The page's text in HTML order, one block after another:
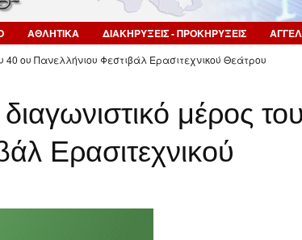
ΑΘΛΗΤΙΚΑ ΔΙΑΚΗΡΥΞΕΙΣ - ΠΡΟΚΗΡΥΞΕΙΣ
40 ου Πανελλήνιου Φεστιβάλ Ερασιτεχνικού Θεάτρου
μέρος του
Ερασιτεχνικού